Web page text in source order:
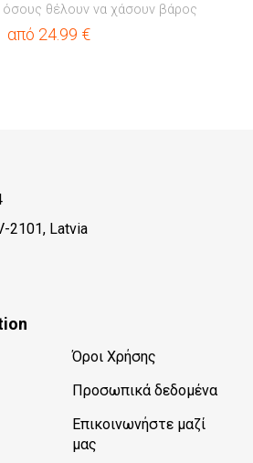
όσους θέλουν να χάσουν βάρος
από 24.99 €
2101, Latvia
Όροι Χρήσης
Προσωπικά δεδομένα
Επικοινωνήστε μαζί
μας